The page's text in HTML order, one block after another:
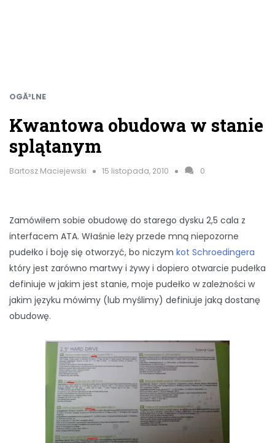
OGÃ³LNE
Kwantowa obudowa w stanie
splątanym
Bartosz Maciejewski 15 listopada, 2010 0
Zamówiłem sobie obudowę do starego dysku 2,5 cala z
interfacem ATA. Właśnie leży przede mną niepozorne
pudełko i boję się otworzyć, bo niczym kot Schroedingera
który jest zarówno martwy i żywy i dopiero otwarcie pudełka
definiuje w jakim jest stanie, moje pudełko w zależności w
jakim języku mówimy (lub myślimy) definiuje jaką dostanę
obudowę.